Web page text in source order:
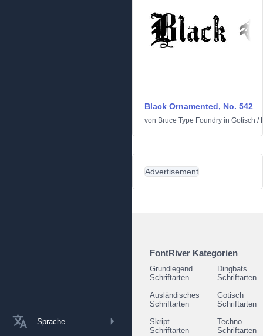
Sprache
Black Ornamented, No. 542
von Bruce Type Foundry in Gotisch /
Advertisement
FontRiver Kategorien
Grundlegend
Schriftarten
Dingbats
Schriftarten
Ausländisches
Schriftarten
Gotisch
Schriftarten
Skript
Schriftarten
Techno
Schriftarten